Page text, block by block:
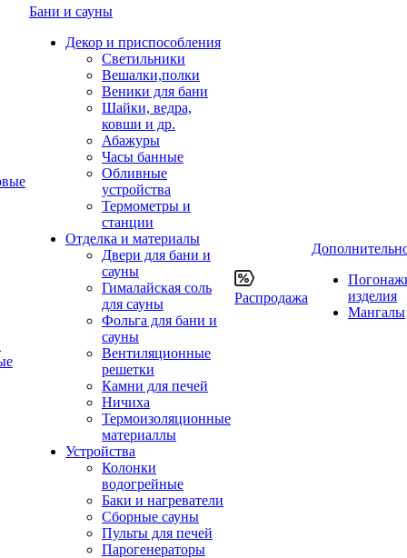
Бани и сауны
Декор и приспособления
Светильники
Вешалки,полки
Веники для бани
Шайки, ведра,
ковши и др.
Абажуры
Часы банные
Обливные
устройства
Термометры и
станции
Отделка и материалы
Двери для бани и
сауны
Гималайская соль
для сауны
Фольга для бани и
сауны
Вентиляционные
решетки
Камни для печей
Ничиха
Термоизоляционные
материаллы
Устройства
Колонки
водогрейные
Баки и нагреватели
Сборные сауны
Пульты для печей
Парогенераторы
Распродажа
изделия
Мангалы